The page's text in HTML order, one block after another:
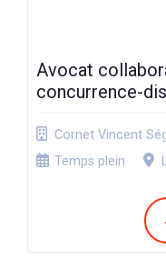
Avocat
concurrence-
Cornet Vincent
Temps plein